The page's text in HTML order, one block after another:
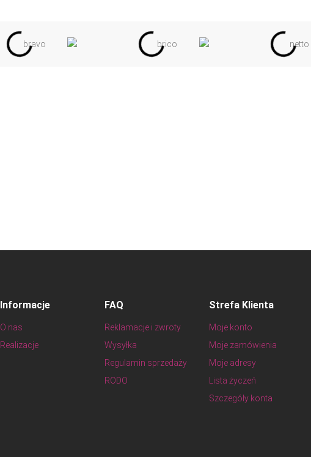
Informacje
O nas
Realizacje
FAQ
Reklamacje i zwroty
Wysyłka
Regulamin sprzedaży
RODO
Strefa Klienta
Moje konto
Moje zamówienia
Moje adresy
Lista życzeń
Szczegóły konta